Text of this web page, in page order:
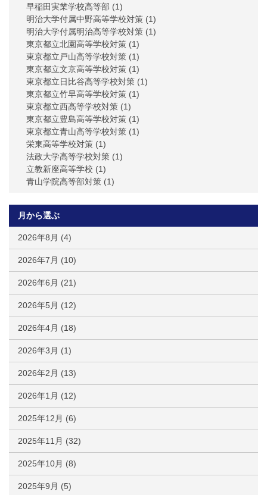
早稲田実業学校高等部 (1)
明治大学付属中野高等学校対策 (1)
明治大学付属明治高等学校対策 (1)
東京都立北園高等学校対策 (1)
東京都立戸山高等学校対策 (1)
東京都立文京高等学校対策 (1)
東京都立日比谷高等学校対策 (1)
東京都立竹早高等学校対策 (1)
東京都立西高等学校対策 (1)
東京都立豊島高等学校対策 (1)
東京都立青山高等学校対策 (1)
栄東高等学校対策 (1)
法政大学高等学校対策 (1)
立教新座高等学校 (1)
青山学院高等部対策 (1)
月から選ぶ
2026年8月 (4)
2026年7月 (10)
2026年6月 (21)
2026年5月 (12)
2026年4月 (18)
2026年3月 (1)
2026年2月 (13)
2026年1月 (12)
2025年12月 (6)
2025年11月 (32)
2025年10月 (8)
2025年9月 (5)